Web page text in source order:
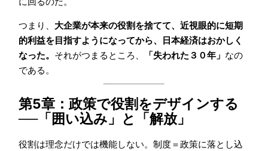
つまり、 大企業が本来の役割を捨てて、近視眼的に短期
的利益を目指すようになってから、日本経済はおかしく
なった。 それがつまるところ、 「失われた３０年」 なの
である。
第5章：政策で役割をデザインする
──「囲い込み」と「解放」
役割は理念だけでは機能しない。制度＝政策に落とし込